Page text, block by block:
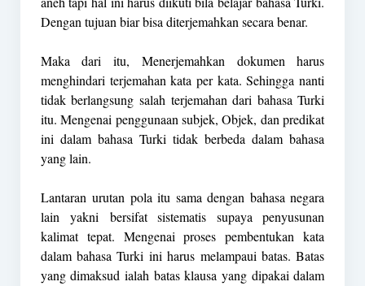
Dengan tujuan biar bisa diterjemahkan secara benar.
Maka dari itu, Menerjemahkan dokumen harus
menghindari terjemahan kata per kata. Sehingga nanti
tidak berlangsung salah terjemahan dari bahasa Turki
itu. Mengenai penggunaan subjek, Objek, dan predikat
ini dalam bahasa Turki tidak berbeda dalam bahasa
yang lain.
Lantaran urutan pola itu sama dengan bahasa negara
lain yakni bersifat sistematis supaya penyusunan
kalimat tepat. Mengenai proses pembentukan kata
dalam bahasa Turki ini harus melampaui batas. Batas
yang dimaksud ialah batas klausa yang dipakai dalam